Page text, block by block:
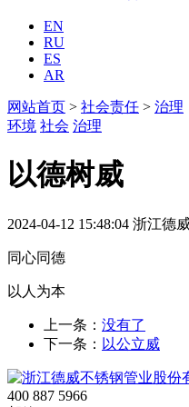
EN
RU
ES
AR
网站首页 > 社会责任 > 治理
环境 社会 治理
以德树威
2024-04-12 15:48:04 浙江德
同心同德
以人为本
上一条： 没有了
下一条： 以公立威
400 887 5966